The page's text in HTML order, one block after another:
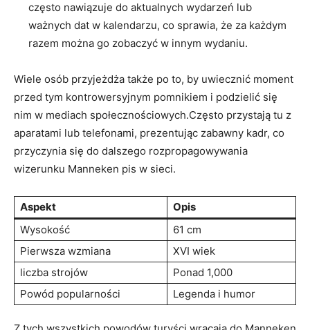
często nawiązuje do ​aktualnych ‍wydarzeń lub
ważnych dat w kalendarzu, co sprawia, ⁢że za każdym
razem można go zobaczyć w innym wydaniu.
Wiele ​osób przyjeżdża także po to, by uwiecznić moment
przed tym kontrowersyjnym pomnikiem i podzielić się⁤
nim w mediach społecznościowych.Często przystają tu z
aparatami lub telefonami, prezentując zabawny kadr,⁤ co
przyczynia się do⁢ dalszego rozpropagowywania
wizerunku Manneken pis w sieci.
Aspekt
Opis
Wysokość
61 cm
Pierwsza wzmiana
XVI ⁤wiek
liczba⁤ strojów
Ponad 1,000
Powód popularności
Legenda i humor